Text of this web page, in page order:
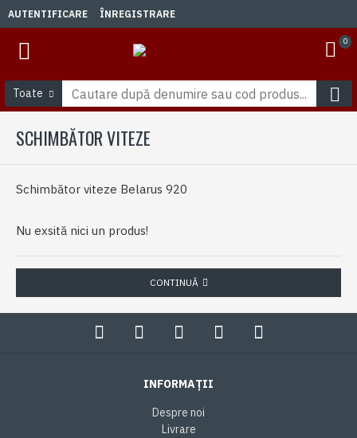
AUTENTIFICARE ÎNREGISTRARE
0
Toate
SCHIMBĂTOR VITEZE
Schimbător viteze Belarus 920
Nu exsită nici un produs!
CONTINUĂ
INFORMAȚII
Despre noi
Livrare